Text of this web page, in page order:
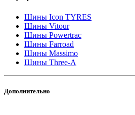
Шины Icon TYRES
Шины Vitour
Шины Powertrac
Шины Farroad
Шины Massimo
Шины Three-A
Дополнительно